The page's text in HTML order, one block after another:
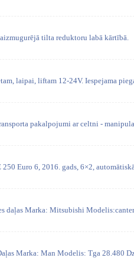
tilta reduktoru labā kārtībā.
laipai, liftam 12-24V. Iespejama
pakalpojumi ar celtni -
250 Euro 6, 2016. gads, 6×2,
daļas Marka: Mitsubishi
Marka: Man Modelis: Tga 28.480